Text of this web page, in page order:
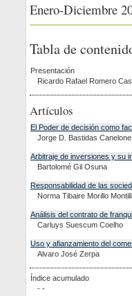
Enero-Diciembre
Tabla de
Presentación
Ricardo Rafael Romero
Artículos
El Poder de decisión como
Jorge D. Bastidas
Arbitraje de inversiones y su
Bartolomé Gil Osuna
Responsabilidad de las
Norma Tibaire Morillo
Análisis del contrato de
Carluys Suescum Coelho
Uso y afianzamiento del
Alvaro José Zerpa
Índice acumulado
- -